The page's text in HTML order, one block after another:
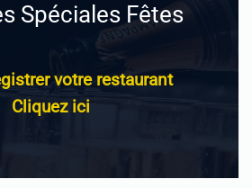
Spéciales Fêtes
votre restaurant
Cliquez ici